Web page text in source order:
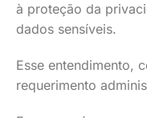
à proteção da
dados sensíveis.
Esse entendimento,
requerimento